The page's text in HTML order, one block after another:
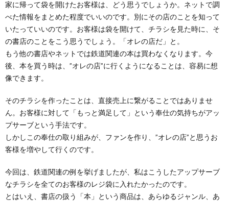
家に帰って袋を開けたお客様は、どう思うでしょうか。ネットで調
べた情報をまとめた程度でいいのです。別にその店のことを知って
いたっていいのです。お客様は袋を開けて、チラシを見た時に、そ
の書店のことをこう思うでしょう。「オレの店だ」と。
もう他の書店やネットでは鉄道関連の本は買わなくなります。今
後、本を買う時は、”オレの店”に行くようになることは、容易に想
像できます。
そのチラシを作ったことは、直接売上に繋がることではありませ
ん。お客様に対して「もっと満足して」という奉仕の気持ちがアッ
プサーブという手法です。
しかしこの奉仕の取り組みが、ファンを作り、”オレの店”と思うお
客様を増やして行くのです。
今回は、鉄道関連の例を挙げましたが、私はこうしたアップサーブ
なチラシを全てのお客様のレジ袋に入れたかったのです。
とはいえ、書店の扱う「本」という商品は、あらゆるジャンル、あ